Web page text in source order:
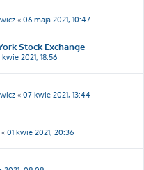
« 06 maja 2021, 10:47
Stock Exchange
kwie 2021, 18:56
« 07 kwie 2021, 13:44
« 01 kwie 2021, 20:36